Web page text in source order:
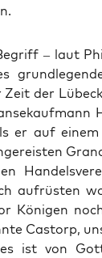
– laut
der
er auf
auf­rüs­ten
Köni­gen
Cas­torp,
ist von